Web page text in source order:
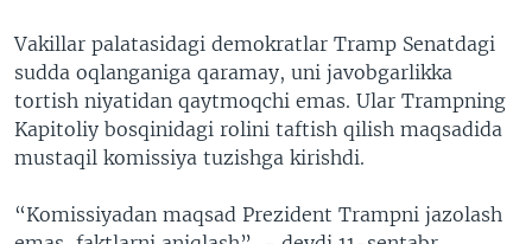
Vakillar palatasidagi demokratlar Tramp Senatdagi
sudda oqlanganiga qaramay, uni javobgarlikka
tortish niyatidan qaytmoqchi emas. Ular Trampning
Kapitoliy bosqinidagi rolini taftish qilish maqsadida
mustaqil komissiya tuzishga kirishdi.
“Komissiyadan maqsad Prezident Trampni jazolash